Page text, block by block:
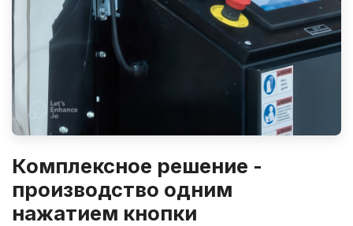
Комплексное решение -
производство одним
нажатием кнопки